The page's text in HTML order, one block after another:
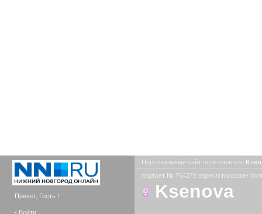
Привет, Гость !
- Войти
Персональный сайт пользователя
портрет № 764279 зарегистрирован
Ksenova